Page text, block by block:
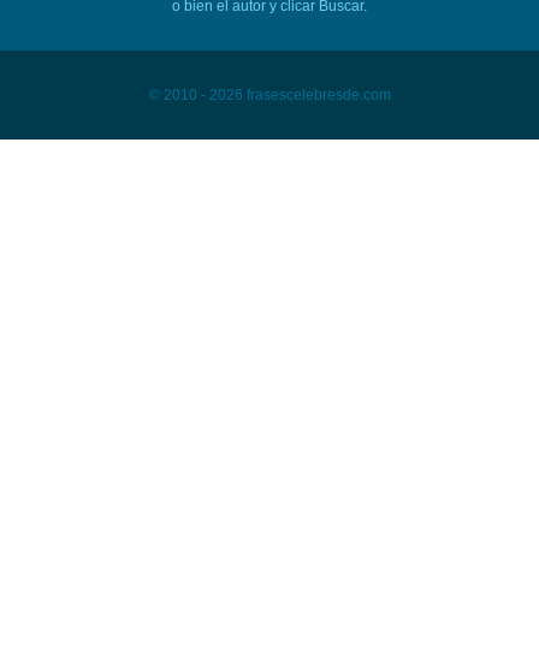
o bien el autor y clicar Buscar.
© 2010 - 2026 frasescelebresde.com